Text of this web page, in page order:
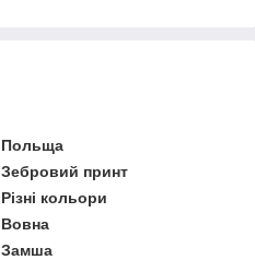
Польща
Зебровий принт
Різні кольори
Вовна
Замша